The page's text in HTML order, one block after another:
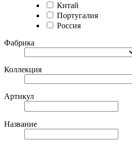
Китай
Португалия
Россия
Фабрика
Коллекция
Артикул
Название